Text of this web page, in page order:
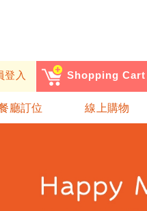
登入 Shopping Cart
廳訂位 線上購物